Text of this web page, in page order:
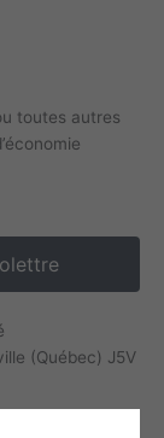
toutes autres
(Québec) J5V